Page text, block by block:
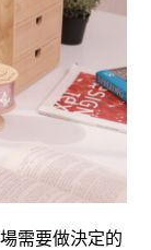
需要做決定的